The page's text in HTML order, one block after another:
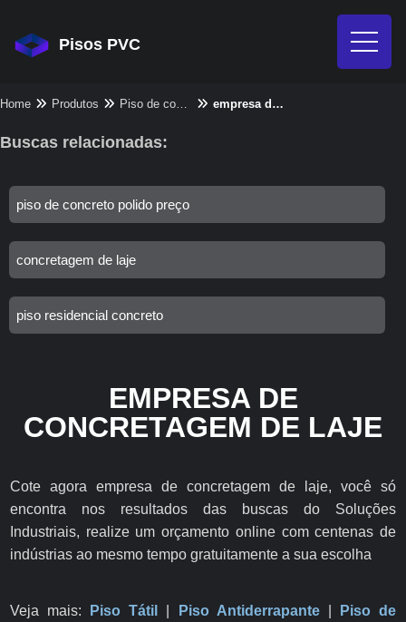
Pisos PVC
Home Produtos Piso de concreto - Categoria empresa de concretagem de laje
Buscas relacionadas:
piso de concreto polido preço
concretagem de laje
piso residencial concreto
EMPRESA DE
CONCRETAGEM DE LAJE
Cote agora empresa de concretagem de laje, você só
encontra nos resultados das buscas do Soluções
Industriais, realize um orçamento online com centenas de
indústrias ao mesmo tempo gratuitamente a sua escolha
Veja mais: Piso Tátil Piso Antiderrapante​ |
Piso de